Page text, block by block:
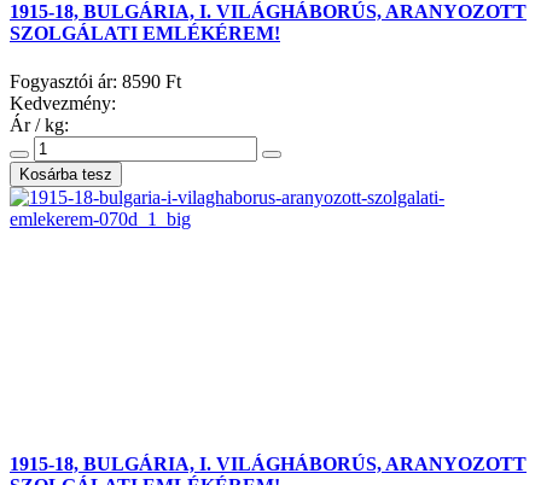
1915-18, BULGÁRIA, I. VILÁGHÁBORÚS, ARANYOZOTT
SZOLGÁLATI EMLÉKÉREM!
Fogyasztói ár: 8590 Ft
Kedvezmény:
Ár / kg:
1915-18, BULGÁRIA, I. VILÁGHÁBORÚS, ARANYOZOTT